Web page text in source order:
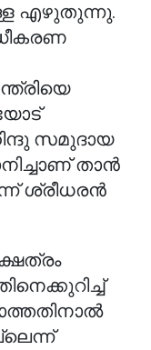
എഴുതുന്നു.
സമുദായ
താൻ
ശ്രീധരൻ